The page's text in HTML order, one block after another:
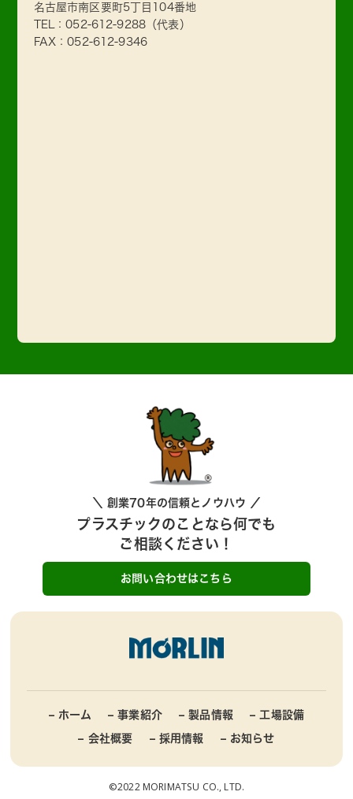
名古屋市南区要町5丁目104番地
TEL：052-612-9288 （代表）
FAX：052-612-9346
＼ 創業70年の信頼とノウハウ ／
プラスチックのことなら何でも
ご相談ください！
お問い合わせはこちら
– ホーム – 事業紹介 – 製品情報 – 工場設備
– 会社概要 – 採用情報 – お知らせ
©2022 MORIMATSU CO., LTD.